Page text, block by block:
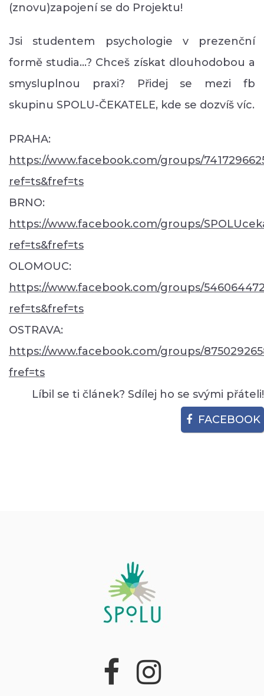
(znovu)zapojení se do Projektu!
Jsi studentem psychologie v prezenční
formě studia...? Chceš získat dlouhodobou a
smysluplnou praxi? Přidej se mezi fb
skupinu SPOLU-ČEKATELE, kde se dozvíš víc.
PRAHA:
https://www.facebook.com/groups/
ref=ts&fref=ts
BRNO:
https://www.facebook.com/groups/
ref=ts&fref=ts
OLOMOUC:
https://www.facebook.com/groups/
ref=ts&fref=ts
OSTRAVA:
https://www.facebook.com/groups/
fref=ts
Líbil se ti článek? Sdílej ho se svými přáteli!
FACEBOOK